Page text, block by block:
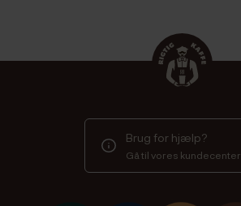
Brug for hjælp?
Gå til vores kundecenter